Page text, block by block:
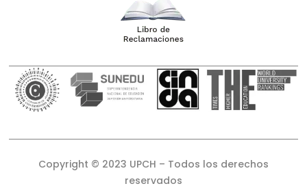
Copyright © 2023 UPCH – Todos los derechos
reservados